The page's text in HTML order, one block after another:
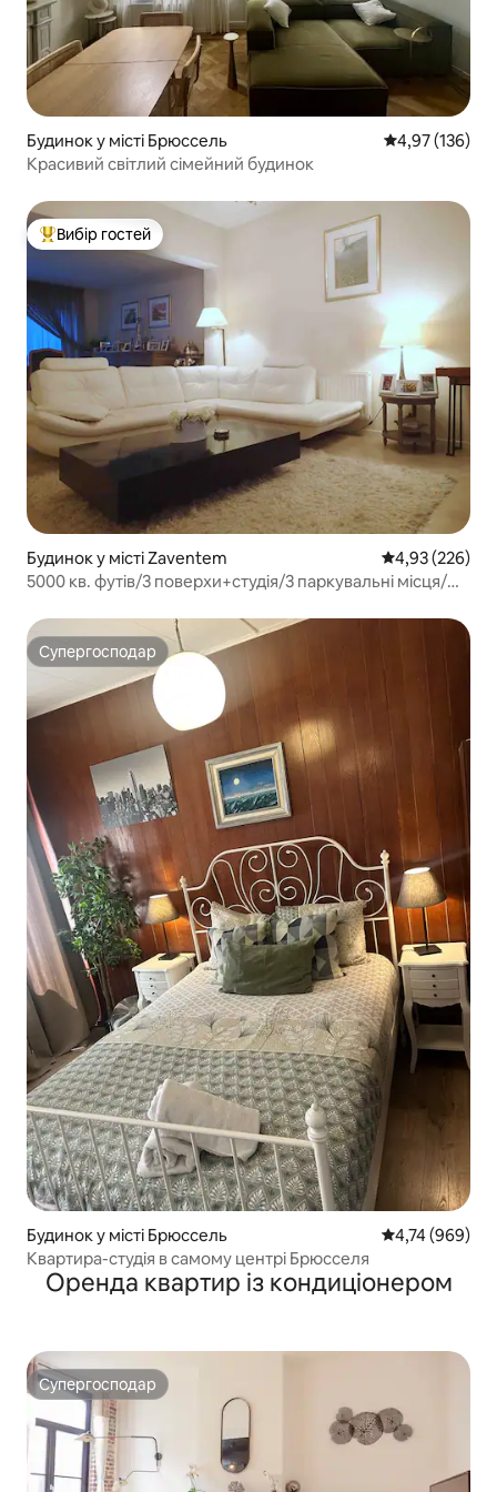
Будинок у місті Брюссель Середня
4,97 (136)
Красивий світлий сімейний будинок
Топ вибір гостей
Вибір гостей
Будинок у місті Zaventem Середня
4,93 (226)
5000 кв. футів/3 поверхи+студія/3 паркувальні місця/
Супергосподар
Супергосподар
Будинок у місті Брюссель Середня
4,74 (969)
Квартира-студія в самому центрі Брюсселя
Оренда квартир із кондиціонером
Супергосподар
Супергосподар